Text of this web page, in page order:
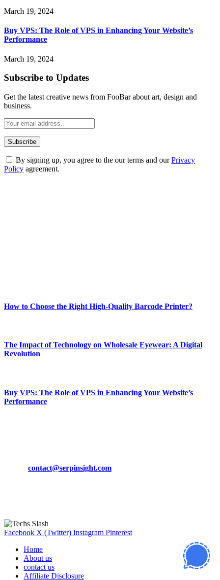
March 19, 2024
Buy VPS: The Role of VPS in Enhancing Your Website’s
Performance
March 19, 2024
Subscribe to Updates
Get the latest creative news from FooBar about art, design and
business.
By signing up, you agree to the our terms and ourPrivacy
Policy agreement.
How to Choose the Right High-Quality Barcode Printer?
The Impact of Technology on Wholesale Eyewear: A Digital
Revolution
Buy VPS: The Role of VPS in Enhancing Your Website’s
Performance
contact@serpinsight.com
Facebook X (Twitter) Instagram Pinterest
Home
About us
contact us
Affiliate Disclosure